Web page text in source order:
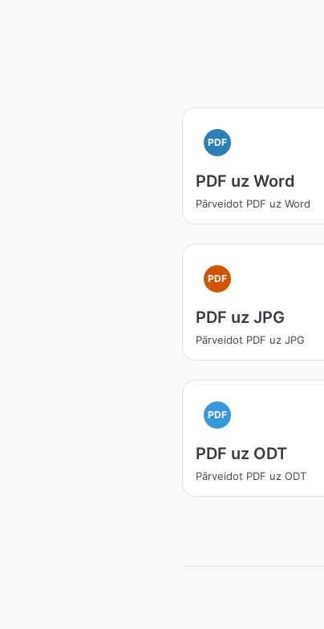
PDF
PDF uz Word
Pārveidot PDF uz Word
PDF
PDF uz JPG
Pārveidot PDF uz JPG
PDF
PDF uz ODT
Pārveidot PDF uz ODT